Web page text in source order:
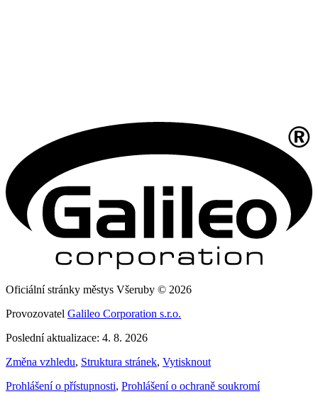
Oficiální stránky městys Všeruby © 2026
Provozovatel Galileo Corporation s.r.o.
Poslední aktualizace: 4. 8. 2026
Změna vzhledu, Struktura stránek, Vytisknout
Prohlášení o přístupnosti, Prohlášení o ochraně soukromí